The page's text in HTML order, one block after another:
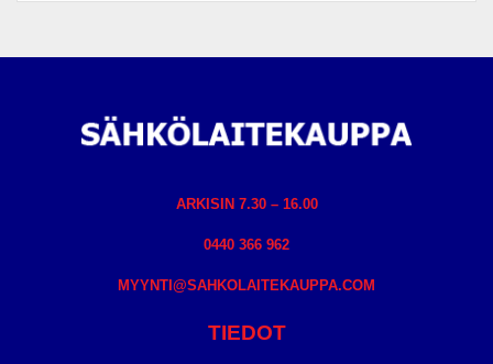
ARKISIN 7.30 – 16.00
0440 366 962
MYYNTI@SAHKOLAITEKAUPPA.COM
TIEDOT